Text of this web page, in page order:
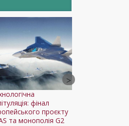
фінал
проєкту
та монополія G2